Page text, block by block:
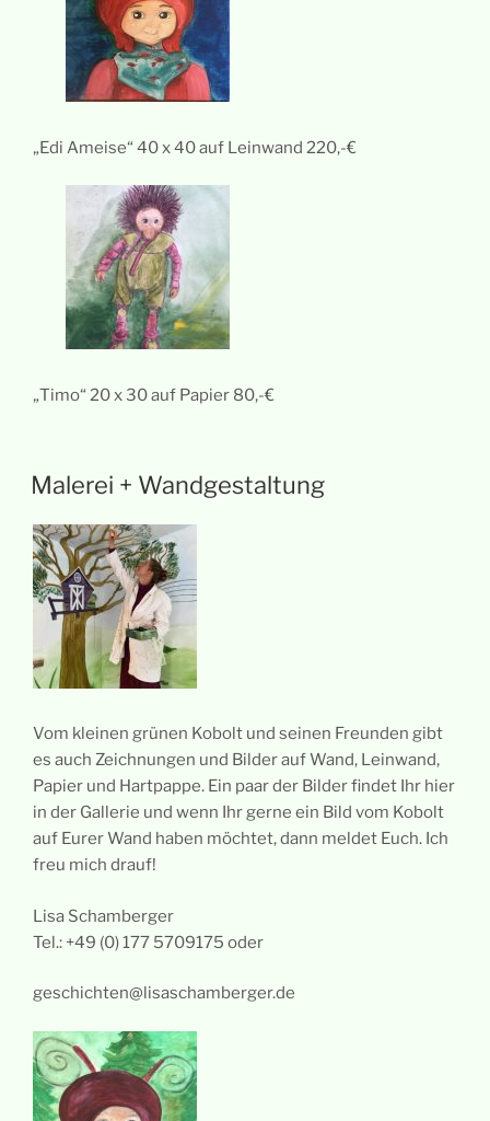
„Edi Ameise“ 40 x 40 auf Leinwand 220,-€
„Timo“ 20 x 30 auf Papier 80,-€
Malerei + Wandgestaltung
Vom kleinen grünen Kobolt und seinen Freunden gibt
es auch Zeichnungen und Bilder auf Wand, Leinwand,
Papier und Hartpappe. Ein paar der Bilder findet Ihr hier
in der Gallerie und wenn Ihr gerne ein Bild vom Kobolt
auf Eurer Wand haben möchtet, dann meldet Euch. Ich
freu mich drauf!
Lisa Schamberger
Tel.: +49 (0) 177 5709175 oder
geschichten@lisaschamberger.de